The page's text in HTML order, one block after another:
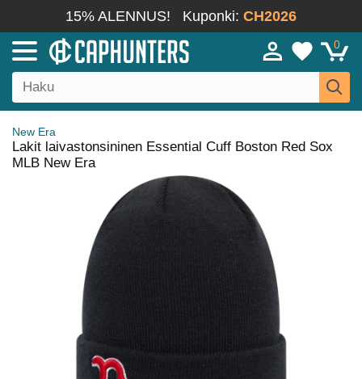
15% ALENNUS! Kuponki: CH2026
0
New Era
Lakit laivastonsininen Essential Cuff Boston Red Sox
MLB New Era